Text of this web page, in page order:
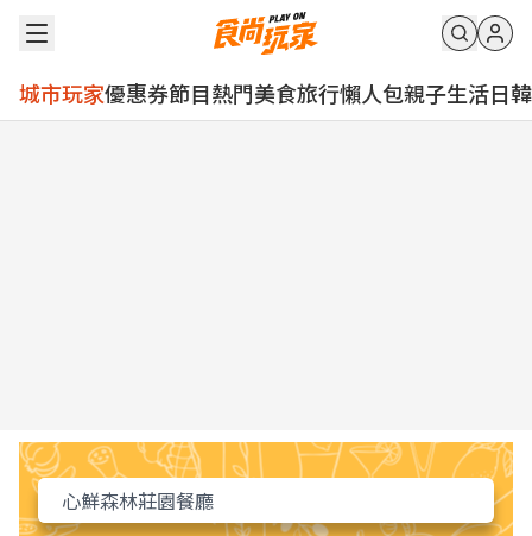
城市玩家優惠券節目熱門美食旅行懶人包親子生活日韓